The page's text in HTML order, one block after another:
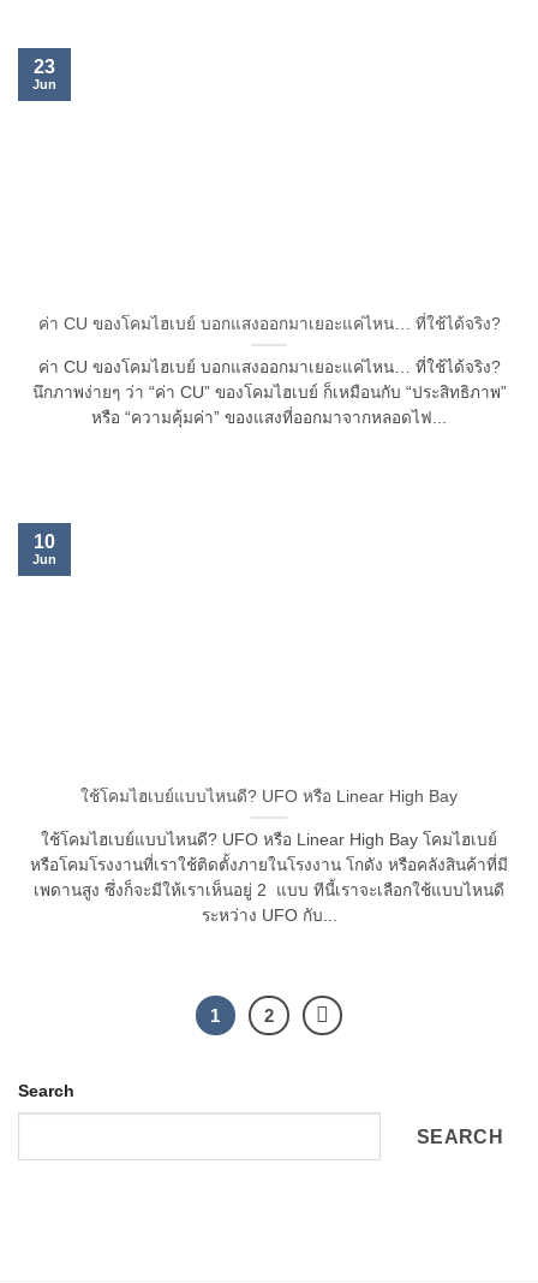
ค่า CU ของโคมไฮเบย์ บอกแสงออกมาเยอะแค่ไหน… ที่ใช้ได้จริง?
ค่า CU ของโคมไฮเบย์ บอกแสงออกมาเยอะแค่ไหน… ที่ใช้ได้จริง?
นึกภาพง่ายๆ ว่า “ค่า CU” ของโคมไฮเบย์ ก็เหมือนกับ “ประสิทธิภาพ”
หรือ “ความคุ้มค่า” ของแสงที่ออกมาจากหลอดไฟ...
23
Jun
ใช้โคมไฮเบย์แบบไหนดี? UFO หรือ Linear High Bay
ใช้โคมไฮเบย์แบบไหนดี? UFO หรือ Linear High Bay โคมไฮเบย์
หรือโคมโรงงานที่เราใช้ติดตั้งภายในโรงงาน โกดัง หรือคลังสินค้าที่มี
เพดานสูง ซึ่งก็จะมีให้เราเห็นอยู่ 2 แบบ ทีนี้เราจะเลือกใช้แบบไหนดี
ระหว่าง UFO กับ...
10
Jun
1 2
Search
SEARCH